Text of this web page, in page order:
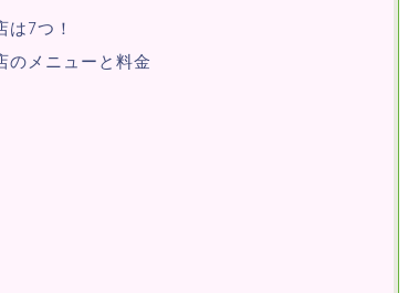
7つ！
のメニューと料金